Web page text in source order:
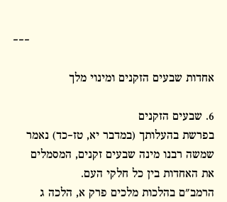
---
אחדות שבעים הזקנים ומינוי מלך
6. שבעים הזקנים
בפרשת בהעלותך (במדבר יא, טז-כד) נאמר
שמשה רבנו מינה שבעים זקנים, המסמלים
את האחדות בין כל חלקי העם.
הרמב"ם בהלכות מלכים פרק א, הלכה ג